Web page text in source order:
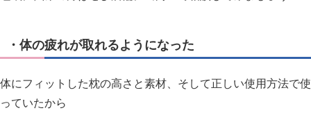
・体の疲れが取れるようになった
体にフィットした枕の高さと素材、そして正しい使用方法で使
っていたから